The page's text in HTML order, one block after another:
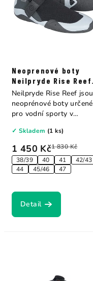
Neoprenové boty
Neilpryde Rise Reef
2mm
1 450 Kč1 830 Kč
38/39 40 41
42/43
44
45/46 47
✓ Skladem (1 ks)
Detail
Neilpryde Rise Reef jsou
neoprénové boty určené
pro vodní sporty v